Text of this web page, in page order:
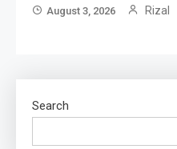
August 3, 2026 Rizal
Search